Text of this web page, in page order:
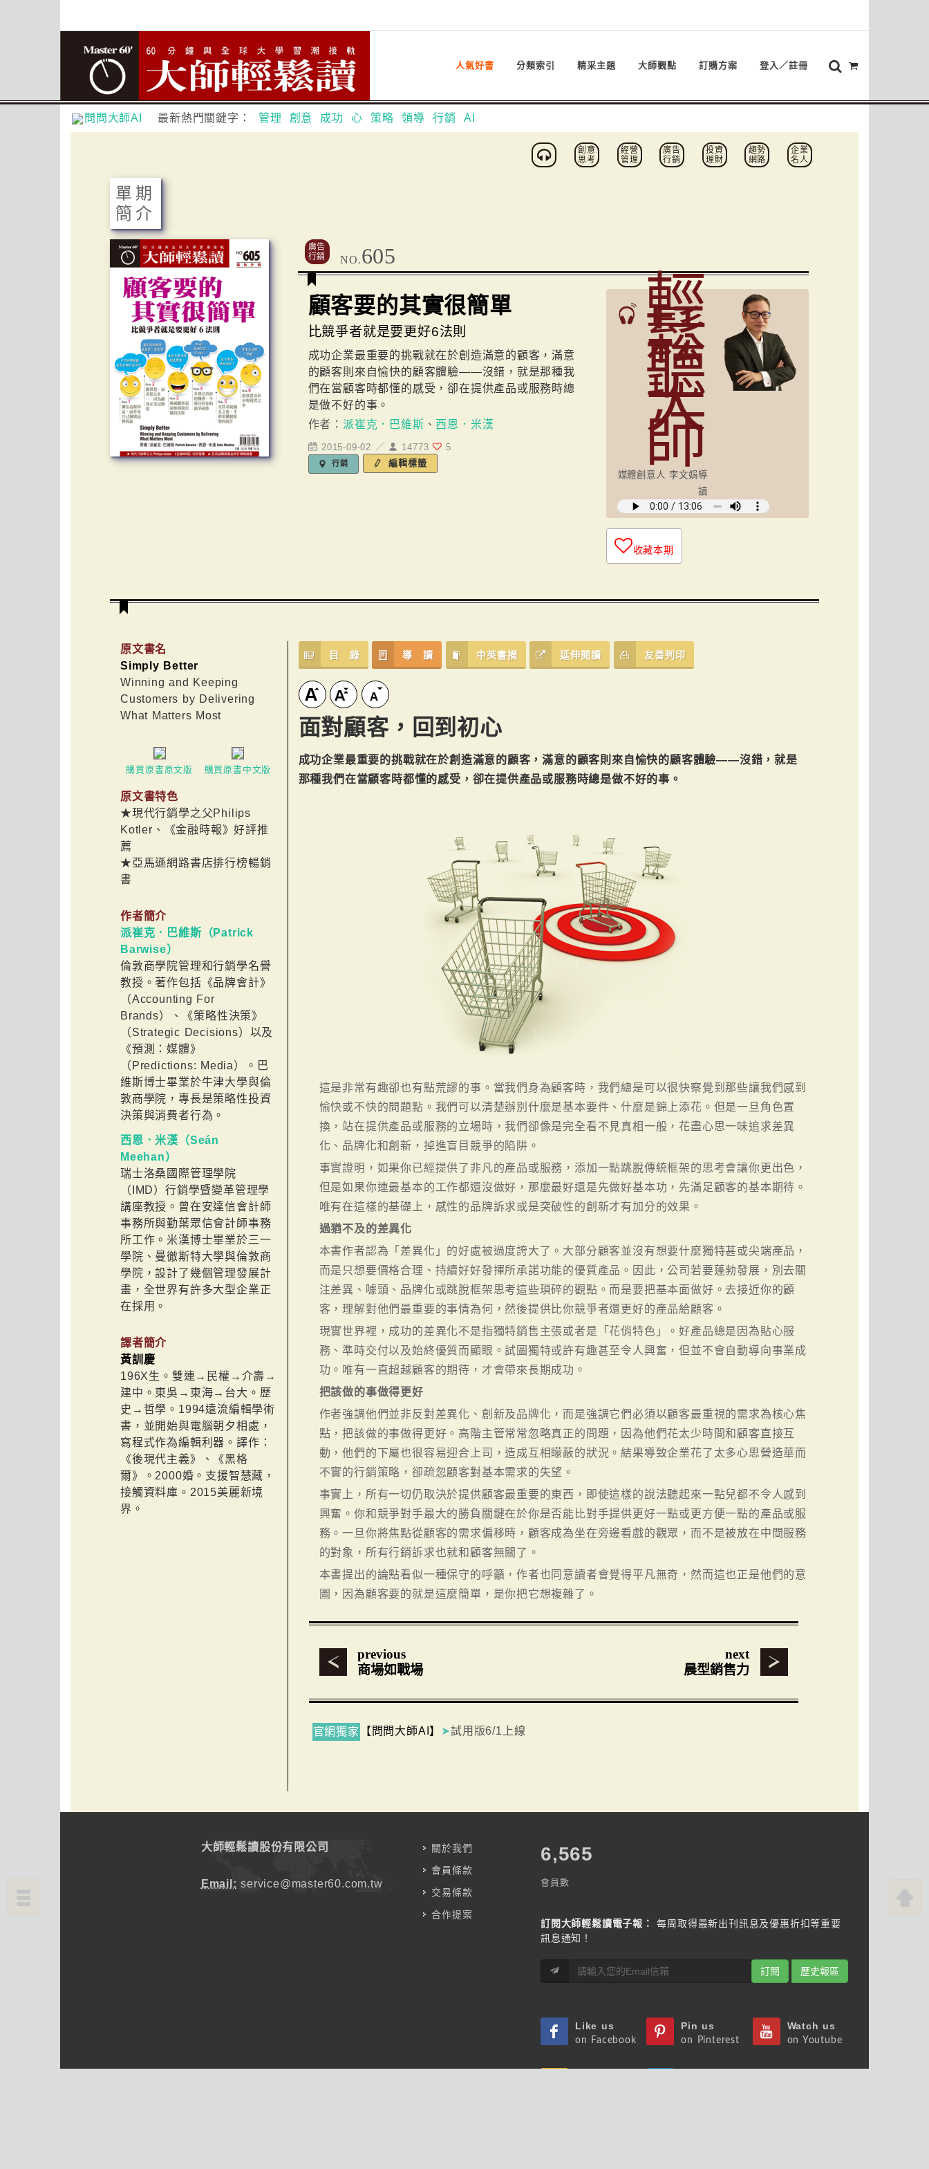
人氣好書 分類索引 精采主題 大師觀點 訂購方案 登入／註冊
問問大師AI 最新熱門關鍵字： 管理 創意 成功 心 策略 領導 行銷 AI
創意
思考
經營
管理
廣告
行銷
投資
理財
趨勢
網路
企業
名人
單期
簡介
廣告
行銷
NO.605
顧客要的其實很簡單
比競爭者就是要更好6法則
成功企業最重要的挑戰就在於創造滿意的顧客，滿意
的顧客則來自愉快的顧客體驗——沒錯，就是那種我
們在當顧客時都懂的感受，卻在提供產品或服務時總
是做不好的事。
作者： 派崔克．巴維斯 、 西恩．米漢
2015-09-02 ／ 14773 5
行銷 編輯標籤
輕
鬆
聽
大
師
媒體創意人 李文娟導
讀
收藏本期
原文書名
Simply Better
Winning and Keeping
Customers by Delivering
What Matters Most
購買原書原文版 購買原書中文版
原文書特色
★現代行銷學之父Philips
Kotler、《金融時報》好評推
薦
★亞馬遜網路書店排行榜暢銷
書
作者簡介
派崔克．巴維斯（Patrick
Barwise）
倫敦商學院管理和行銷學名譽
教授。著作包括《品牌會計》
（Accounting For
Brands）、《策略性決策》
（Strategic Decisions）以及
《預測：媒體》
（Predictions: Media）。巴
維斯博士畢業於牛津大學與倫
敦商學院，專長是策略性投資
決策與消費者行為。
西恩．米漢（Seán
Meehan）
瑞士洛桑國際管理學院
（IMD）行銷學暨變革管理學
講座教授。曾在安達信會計師
事務所與勤葉眾信會計師事務
所工作。米漢博士畢業於三一
學院、曼徹斯特大學與倫敦商
學院，設計了幾個管理發展計
畫，全世界有許多大型企業正
在採用。
譯者簡介
黃訓慶
196X生。雙連→民權→介壽→
建中。東吳→東海→台大。歷
史→哲學。1994遠流編輯學術
書，並開始與電腦朝夕相處，
寫程式作為編輯利器。譯作：
《後現代主義》、《黑格
爾》。2000婚。支援智慧藏，
接觸資料庫。2015美麗新境
界。
目 錄 導 讀 中英書摘 延伸閱讀 友善列印
面對顧客，回到初心
成功企業最重要的挑戰就在於創造滿意的顧客，滿意的顧客則來自愉快的顧客體驗——沒錯，就是
那種我們在當顧客時都懂的感受，卻在提供產品或服務時總是做不好的事。
這是非常有趣卻也有點荒謬的事。當我們身為顧客時，我們總是可以很快察覺到那些讓我們感到
愉快或不快的問題點。我們可以清楚辦別什麼是基本要件、什麼是錦上添花。但是一旦角色置
換，站在提供產品或服務的立場時，我們卻像是完全看不見真相一般，花盡心思一味追求差異
化、品牌化和創新，掉進盲目競爭的陷阱。
事實證明，如果你已經提供了非凡的產品或服務，添加一點跳脫傳統框架的思考會讓你更出色，
但是如果你連最基本的工作都還沒做好，那麼最好還是先做好基本功，先滿足顧客的基本期待。
唯有在這樣的基礎上，感性的品牌訴求或是突破性的創新才有加分的效果。
過猶不及的差異化
本書作者認為「差異化」的好處被過度誇大了。大部分顧客並沒有想要什麼獨特甚或尖端產品，
而是只想要價格合理、持續好好發揮所承諾功能的優質產品。因此，公司若要蓬勃發展，別去關
注差異、噱頭、品牌化或跳脫框架思考這些瑣碎的觀點。而是要把基本面做好。去接近你的顧
客，理解對他們最重要的事情為何，然後提供比你競爭者還更好的產品給顧客。
現實世界裡，成功的差異化不是指獨特銷售主張或者是「花俏特色」。好產品總是因為貼心服
務、準時交付以及始終優質而顯眼。試圖獨特或許有趣甚至令人興奮，但並不會自動導向事業成
功。唯有一直超越顧客的期待，才會帶來長期成功。
把該做的事做得更好
作者強調他們並非反對差異化、創新及品牌化，而是強調它們必須以顧客最重視的需求為核心焦
點，把該做的事做得更好。高階主管常常忽略真正的問題，因為他們花太少時間和顧客直接互
動，他們的下屬也很容易迎合上司，造成互相矇蔽的狀況。結果導致企業花了太多心思營造華而
不實的行銷策略，卻疏忽顧客對基本需求的失望。
事實上，所有一切仍取決於提供顧客最重要的東西，即使這樣的說法聽起來一點兒都不令人感到
興奮。你和競爭對手最大的勝負關鍵在於你是否能比對手提供更好一點或更方便一點的產品或服
務。一旦你將焦點從顧客的需求偏移時，顧客成為坐在旁邊看戲的觀眾，而不是被放在中間服務
的對象，所有行銷訴求也就和顧客無關了。
本書提出的論點看似一種保守的呼籲，作者也同意讀者會覺得平凡無奇，然而這也正是他們的意
圖，因為顧客要的就是這麼簡單，是你把它想複雜了。
previous
商場如戰場
next
晨型銷售力
官網獨家 【問問大師AI】 ➤試用版6/1上線
大師輕鬆讀股份有限公司
Email: service@master60.com.tw
關於我們
會員條款
交易條款
合作提案
7,787
會員數
訂閱大師輕鬆讀電子報：
每周取得最新出刊訊息及優惠折扣等重要
訊息通知！
訂閱 歷史報區
Like us
on Facebook
Pin us
on Pinterest
Watch us
on Youtube